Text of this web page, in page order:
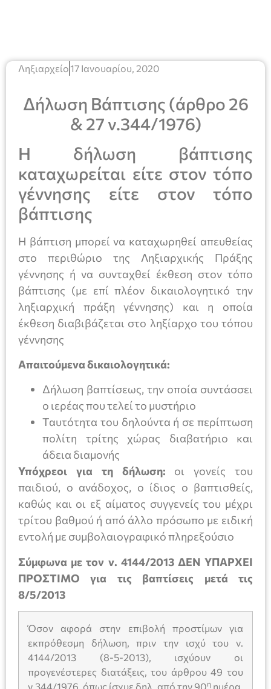
Ληξιαρχείο17 Ιανουαρίου, 2020
Δήλωση Βάπτισης (άρθρο 26
& 27 ν.344/1976)
Η δήλωση βάπτισης
καταχωρείται είτε στον τόπο
γέννησης είτε στον τόπο
βάπτισης
Η βάπτιση μπορεί να καταχωρηθεί απευθείας
στο περιθώριο της Ληξιαρχικής Πράξης
γέννησης ή να συνταχθεί έκθεση στον τόπο
βάπτισης (με επί πλέον δικαιολογητικό την
ληξιαρχική πράξη γέννησης) και η οποία
έκθεση διαβιβάζεται στο ληξίαρχο του τόπου
γέννησης
Απαιτούμενα δικαιολογητικά:
Δήλωση βαπτίσεως, την οποία συντάσσει
ο ιερέας που τελεί το μυστήριο
Ταυτότητα του δηλούντα ή σε περίπτωση
πολίτη τρίτης χώρας διαβατήριο και
άδεια διαμονής
Υπόχρεοι για τη δήλωση: οι γονείς του
παιδιού, ο ανάδοχος, ο ίδιος ο βαπτισθείς,
καθώς και οι εξ αίματος συγγενείς του μέχρι
τρίτου βαθμού ή από άλλο πρόσωπο με ειδική
εντολή με συμβολαιογραφικό πληρεξούσιο
Σύμφωνα με τον ν. 4144/2013 ΔΕΝ ΥΠΑΡΧΕΙ
ΠΡΟΣΤΙΜΟ για τις βαπτίσεις μετά τις
8/5/2013
Όσον αφορά στην επιβολή προστίμων για
εκπρόθεσμη δήλωση, πριν την ισχύ του ν.
4144/2013 (8-5-2013), ισχύουν οι
προγενέστερες διατάξεις, του άρθρου 49 του
ν.344/1976, όπως ίσχυε δηλ. από την 90η ημέρα,